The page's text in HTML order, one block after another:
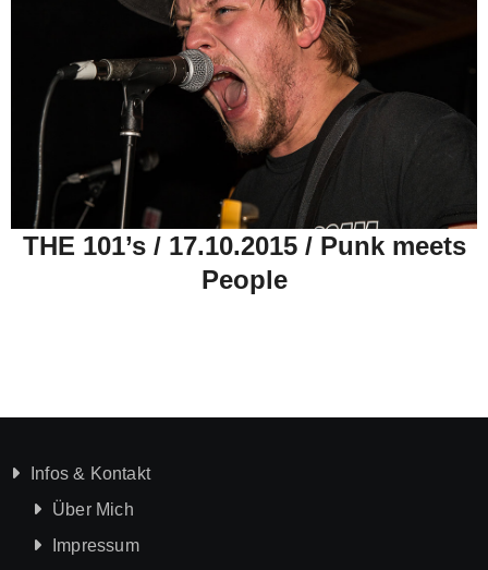
THE 101’s / 17.10.2015 / Punk meets
People
Infos & Kontakt
Über Mich
Impressum